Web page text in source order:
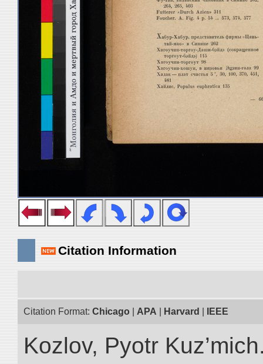
Citation Information
Citation Format: Chicago APA Harvard IEEE
Kozlov, Pyotr